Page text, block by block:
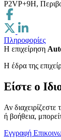
P2VP+9H,
Πληροφορίες
Η επιχείρηση
H έδρα της
Είστε ο
Αν διαχειρίζεστε
ή βοήθεια,
Εγγραφή